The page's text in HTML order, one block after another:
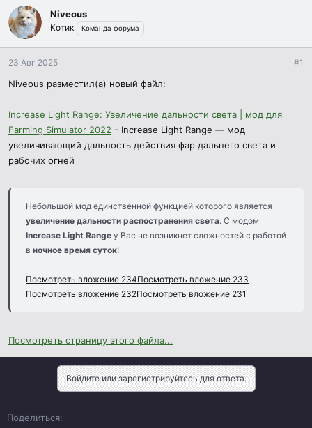
ы
а
Niveous
Котик Команда форума
23 Авг 2025 #1
Niveous разместил(а) новый файл:
Increase Light Range: Увеличение дальности света | мод для
Farming Simulator 2022 - Increase Light Range — мод
увеличивающий дальность действия фар дальнего света и
рабочих огней
Небольшой мод единственной функцией которого является
увеличение дальности распостранения света. С модом
Increase Light Range у Вас не возникнет сложностей с работой
в ночное время суток!
Посмотреть вложение 234Посмотреть вложение 233
Посмотреть вложение 232Посмотреть вложение 231
Посмотреть страницу этого файла...
Войдите или зарегистрируйтесь для ответа.
Поделиться: